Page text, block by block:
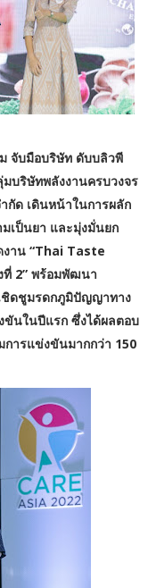
จับมือบริษัท ดับบลิวพี
บริษัทพลังงานครบวงจร
กัด เดินหน้าในการผลัก
เป็นยา และมุ่งมั่นยก
งาน “Thai Taste
2” พร้อมพัฒนา
ชิดชูมรดกภูมิปัญญาทาง
นในปีแรก ซึ่งได้ผลตอบ
ารแข่งขันมากกว่า 150